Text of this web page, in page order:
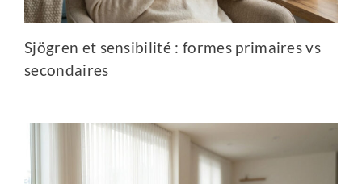
Sjögren et sensibilité : formes primaires vs
secondaires